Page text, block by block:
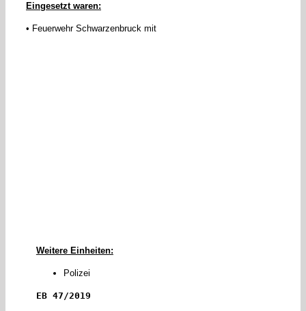
Eingesetzt waren:
• Feuerwehr Schwarzenbruck mit
Weitere Einheiten:
Polizei
EB 47/2019